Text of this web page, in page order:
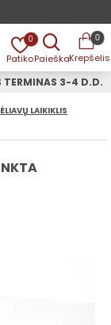
0 0
LAIKIKLIS
TERMINAS 3-4 D.D.